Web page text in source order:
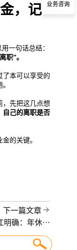
，记
一句话总结：
职”。
了本可以享受的
，先把这几点想
自己的离职是否
的关键。
下一篇文章
明确：年休假
安排，不得拖
延
业务咨询